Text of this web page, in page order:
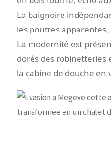
La baignoire
les poutres
La modernité est
dorés des robinetteries
la cabine de douche en